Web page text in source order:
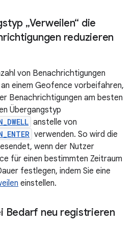
„Verweilen“ die
reduzieren
von Benachrichtigungen
einem Geofence vorbeifahren,
Benachrichtigungen am besten
Übergangstyp
anstelle von
verwenden. So wird die
wenn der Nutzer
für einen bestimmten Zeitraum
festlegen, indem Sie eine
einstellen.
Bedarf neu registrieren